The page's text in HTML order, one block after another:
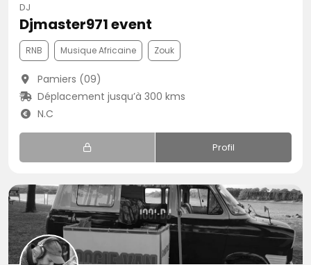
DJ
Djmaster971 event
RNB Musique Africaine Zouk
Pamiers (09)
Déplacement jusqu’à 300 kms
N.C
Profil